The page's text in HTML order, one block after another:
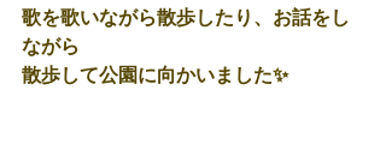
歌を歌いながら散歩したり、お話をし
ながら
散歩して公園に向かいました✨